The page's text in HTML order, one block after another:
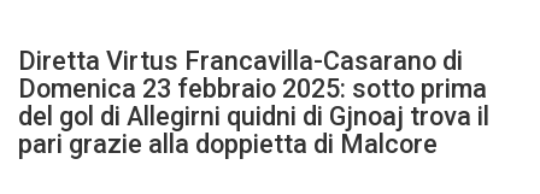
Diretta Virtus Francavilla-Casarano di
Domenica 23 febbraio 2025: sotto prima
del gol di Allegirni quidni di Gjnoaj trova il
pari grazie alla doppietta di Malcore